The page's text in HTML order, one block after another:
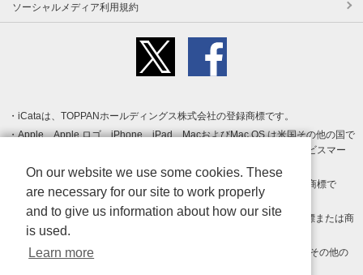
ソーシャルメディア利用規約
iCataは、TOPPANホールディングス株式会社の登録商標です。
Apple、Apple ロゴ、iPhone、iPad、MacおよびMac OS は米国その他の国で
登録された Apple Inc. の商標です。App Store は Apple Inc. のサービスマー
クです。
Android、Google Play および Google Play ロゴ は Google LLC の商標で
す。
Windows は Microsoft Inc.の米国およびその他の国における登録商標または商
標です。
Adobe、Adobe Reader、Adobe PDF は、Adobe Inc.の米国およびその他の
On our website we use some cookies. These
are necessary for our site to work properly
and to give us information about how our site
is used.
Learn more